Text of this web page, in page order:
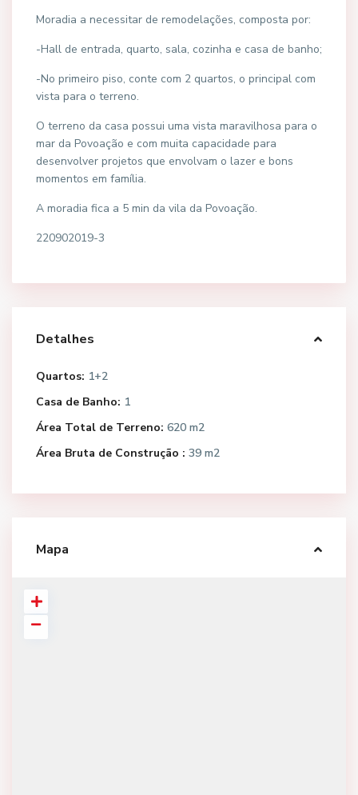
Moradia a necessitar de remodelações, composta por:
-Hall de entrada, quarto, sala, cozinha e casa de banho;
-No primeiro piso, conte com 2 quartos, o principal com
vista para o terreno.
O terreno da casa possui uma vista maravilhosa para o
mar da Povoação e com muita capacidade para
desenvolver projetos que envolvam o lazer e bons
momentos em família.
A moradia fica a 5 min da vila da Povoação.
220902019-3
Detalhes
Quartos: 1+2
Casa de Banho: 1
Área Total de Terreno: 620 m2
Área Bruta de Construção : 39 m2
Mapa